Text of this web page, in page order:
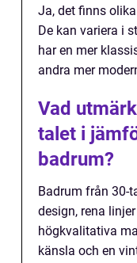
Ja, det finns
De kan variera i
har en mer
andra mer
Vad
talet i
badrum?
Badrum från 30-
design, rena
högkvalitativa
känsla och en